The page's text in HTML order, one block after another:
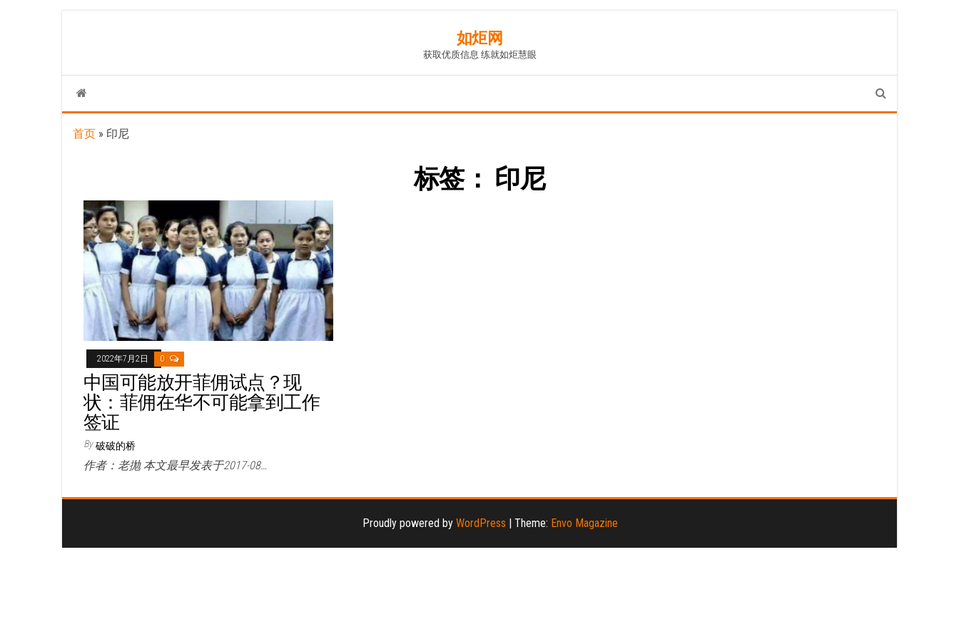
content
如炬网
获取优质信息 练就如炬慧眼
首页 » 印尼
标签： 印尼
2022年7月2日 0
中国可能放开菲佣试点？现
状：菲佣在华不可能拿到工作
签证
By 破破的桥
作者：老抛 本文最早发表于2017-08…
Proudly powered by WordPress | Theme: Envo Magazine